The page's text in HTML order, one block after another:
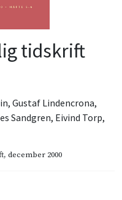
tidskrift
, Gustaf Lindencrona,
Sandgren, Eivind Torp,
, december 2000